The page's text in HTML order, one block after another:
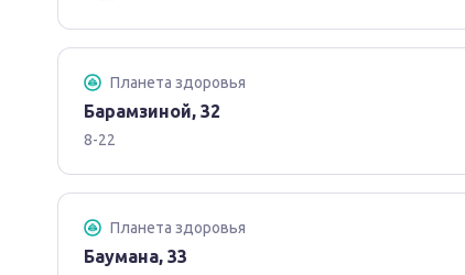
Планета здоровья
Барамзиной, 32
8-22
Планета здоровья
Баумана, 33